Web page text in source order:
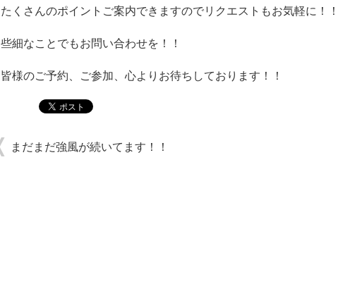
たくさんのポイントご案内できますのでリクエストもお気軽に！！
些細なことでもお問い合わせを！！
皆様のご予約、ご参加、心よりお待ちしております！！
まだまだ強風が続いてます！！